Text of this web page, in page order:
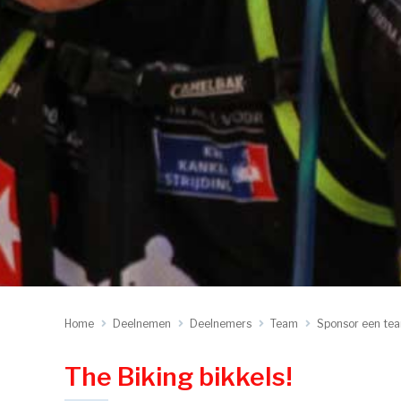
Home Deelnemen Deelnemers Team Sponsor een
The Biking bikkels!